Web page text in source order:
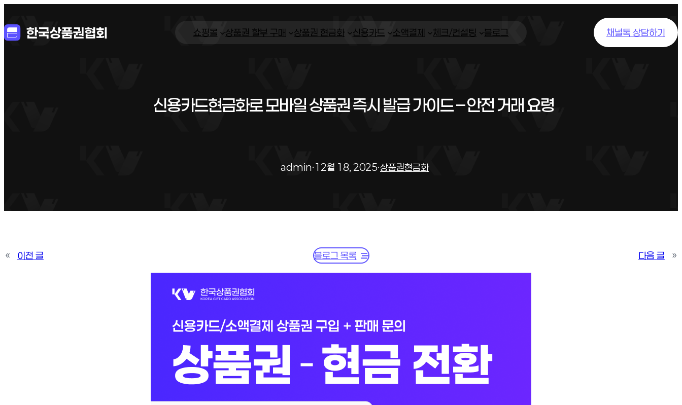
쇼핑몰 상품권 할부 구매 상품권 현금화 신용카드 소액결제 체크/컨설팅 블로그 채널톡 상담하기
신용카드현금화로 모바일 상품권 즉시 발급 가이드 – 안전 거래 요령
admin·12월 18, 2025·상품권현금화
« 이전 글 블로그 목록 다음 글 »